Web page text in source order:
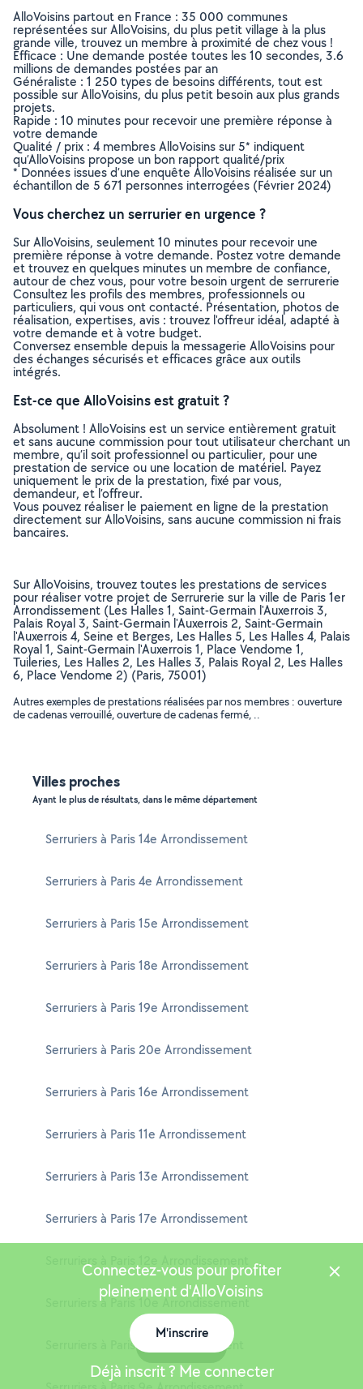
AlloVoisins partout en France : 35 000 communes
représentées sur AlloVoisins, du plus petit village à la plus
grande ville, trouvez un membre à proximité de chez vous !
Efficace : Une demande postée toutes les 10 secondes, 3.6
millions de demandes postées par an
Généraliste : 1 250 types de besoins différents, tout est
possible sur AlloVoisins, du plus petit besoin aux plus grands
projets.
Rapide : 10 minutes pour recevoir une première réponse à
votre demande
Qualité / prix : 4 membres AlloVoisins sur 5* indiquent
qu’AlloVoisins propose un bon rapport qualité/prix
* Données issues d’une enquête AlloVoisins réalisée sur un
échantillon de 5 671 personnes interrogées (Février 2024)
Vous cherchez un serrurier en urgence ?
Sur AlloVoisins, seulement 10 minutes pour recevoir une
première réponse à votre demande. Postez votre demande
et trouvez en quelques minutes un membre de confiance,
autour de chez vous, pour votre besoin urgent de serrurerie
Consultez les profils des membres, professionnels ou
particuliers, qui vous ont contacté. Présentation, photos de
réalisation, expertises, avis : trouvez l'offreur idéal, adapté à
votre demande et à votre budget.
Conversez ensemble depuis la messagerie AlloVoisins pour
des échanges sécurisés et efficaces grâce aux outils
intégrés.
Est-ce que AlloVoisins est gratuit ?
Absolument ! AlloVoisins est un service entièrement gratuit
et sans aucune commission pour tout utilisateur cherchant un
membre, qu’il soit professionnel ou particulier, pour une
prestation de service ou une location de matériel. Payez
uniquement le prix de la prestation, fixé par vous,
demandeur, et l’offreur.
Vous pouvez réaliser le paiement en ligne de la prestation
directement sur AlloVoisins, sans aucune commission ni frais
bancaires.
Sur AlloVoisins, trouvez toutes les prestations de services
pour réaliser votre projet de Serrurerie sur la ville de Paris 1er
Arrondissement (Les Halles 1, Saint-Germain l'Auxerrois 3,
Palais Royal 3, Saint-Germain l'Auxerrois 2, Saint-Germain
l'Auxerrois 4, Seine et Berges, Les Halles 5, Les Halles 4, Palais
Royal 1, Saint-Germain l'Auxerrois 1, Place Vendome 1,
Tuileries, Les Halles 2, Les Halles 3, Palais Royal 2, Les Halles
6, Place Vendome 2) (Paris, 75001)
Autres exemples de prestations réalisées par nos membres : ouverture
de cadenas verrouillé, ouverture de cadenas fermé, ..
Villes proches
Ayant le plus de résultats, dans le même département
Serruriers à Paris 14e Arrondissement
Serruriers à Paris 4e Arrondissement
Serruriers à Paris 15e Arrondissement
Serruriers à Paris 18e Arrondissement
Serruriers à Paris 19e Arrondissement
Serruriers à Paris 20e Arrondissement
Serruriers à Paris 16e Arrondissement
Serruriers à Paris 11e Arrondissement
Serruriers à Paris 13e Arrondissement
Serruriers à Paris 17e Arrondissement
Serruriers à Paris 12e Arrondissement
Serruriers à Paris 10e Arrondissement
Serruriers à Paris 3e Arrondissement
Connectez-vous pour profiter
pleinement d'AlloVoisins
M'inscrire
Déjà inscrit ? Me connecter